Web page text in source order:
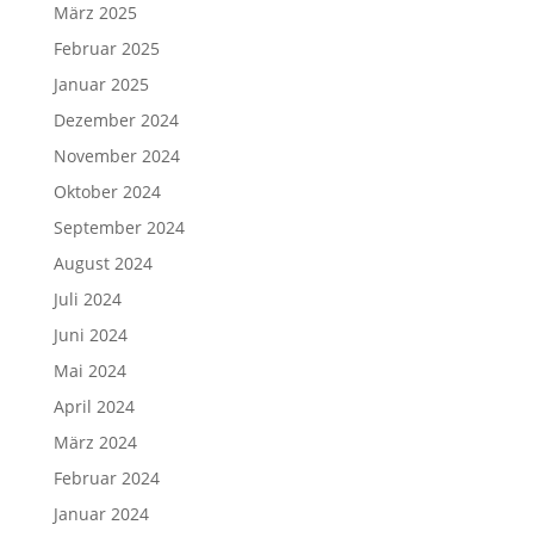
März 2025
Februar 2025
Januar 2025
Dezember 2024
November 2024
Oktober 2024
September 2024
August 2024
Juli 2024
Juni 2024
Mai 2024
April 2024
März 2024
Februar 2024
Januar 2024